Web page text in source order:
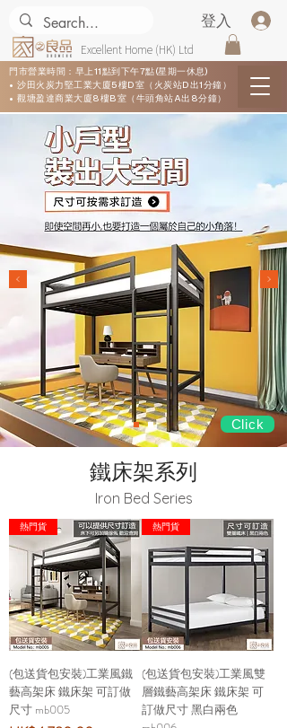
Excellent Home (HK) Ltd
登入
門市營業時間：早上11點到下午7點(星期一休息)
• 沙田火炭力堅工業大廈5樓D室（火炭站D出1分鐘）
• 觀塘盈達商業大廈8樓B室（牛頭角站A出8分鐘）
Click
鐵床架系列
Iron Bed Series
熱門貨
(包送貨包安裝)工業風鐵
藝高架床 鐵床架 可訂做
尺寸 mb005
熱門貨
(包送貨包安裝)工業風雙
層鐵藝高架床 鐵床架 可
訂做尺寸 黑白兩色